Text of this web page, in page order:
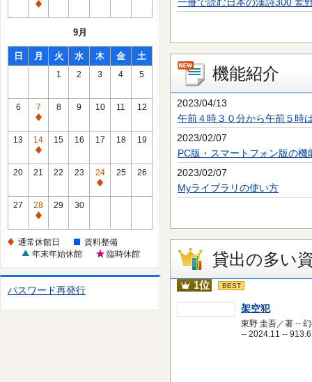
休
館
通
館
日
9月
日 月 火 水 木 金 土
1 2 3 4 5
6
7
通
常
休
館
8 9 10 11 12
13
14
通
常
館
日
15 16 17 18 19
20 21 22 23
24
通
館
日
25 26
27
28
通
休
日
29 30
通常休館日
資料整備
年末年始休館
臨時休館
パスワード再発行
機能紹介
2023/04/13
午前４時３０分から午前５時
2023/02/07
PC版・スマートフォン版の機
2023/02/07
Myライブラリの使い方
貸出の多い
1位 BEST
架空犯
東野 圭吾／著 --
-- 2024.11 -- 913.6